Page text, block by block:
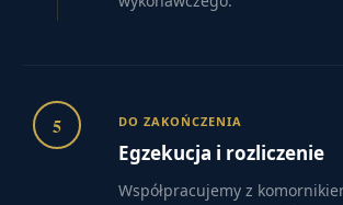
5 DO ZAKOŃCZENIA
Egzekucja i rozliczenie
Współpracujemy z